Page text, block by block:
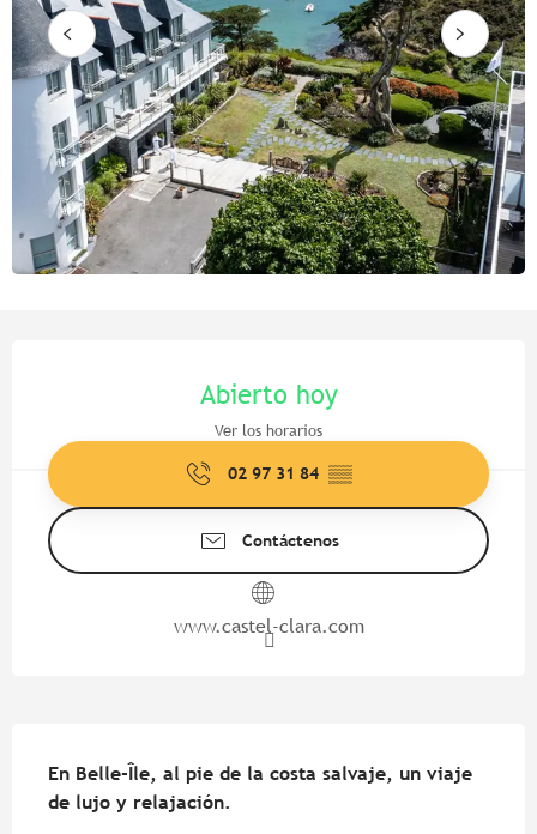
Abierto hoy
Ver los horarios
02 97 31 84 ▒▒
Contáctenos
www.castel-clara.com
En Belle-Île, al pie de la costa salvaje, un viaje
de lujo y relajación.